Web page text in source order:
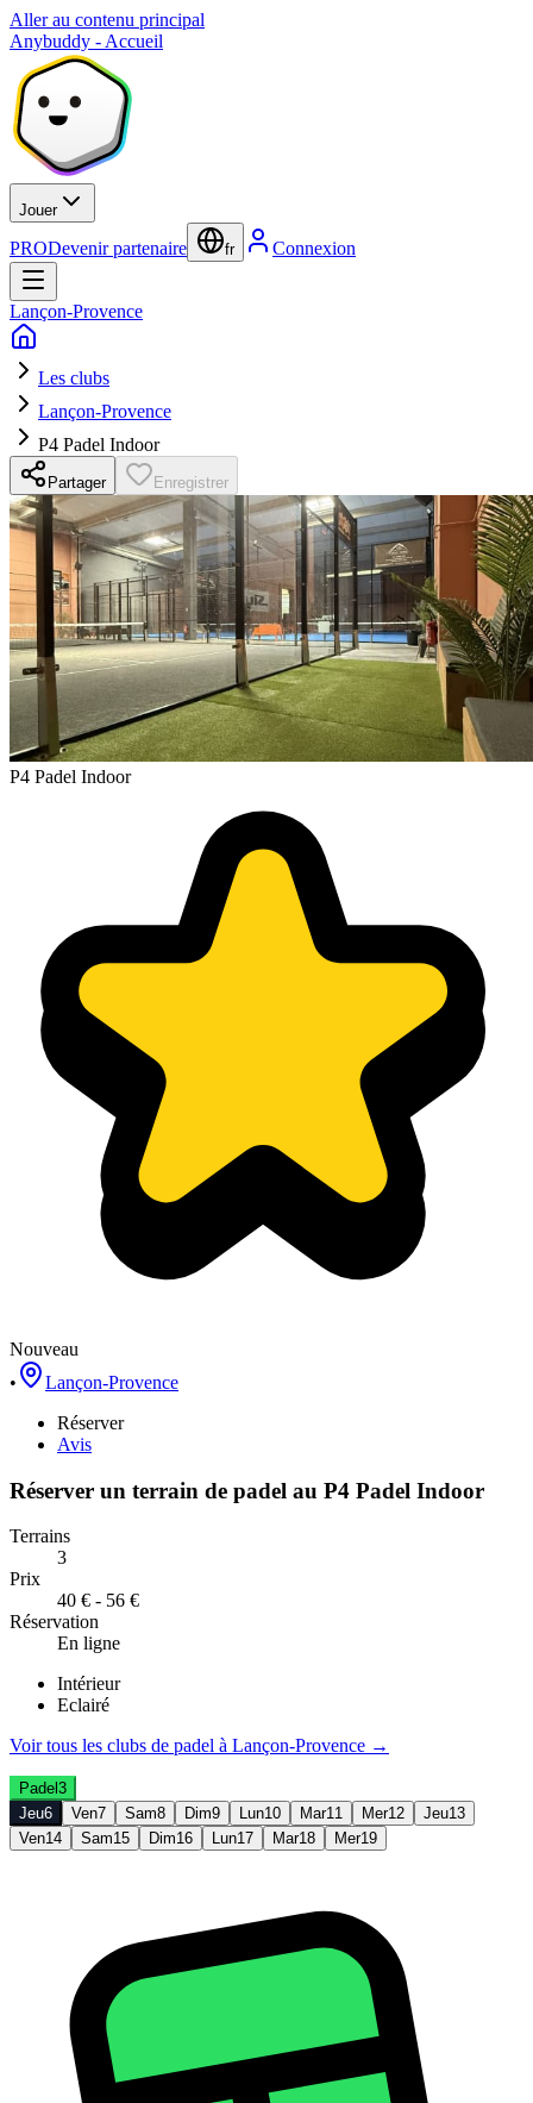
Aller au contenu principal
Anybuddy - Accueil
Jouer
PRODevenir partenaire fr Connexion
Lançon-Provence
Les clubs
Lançon-Provence
P4 Padel Indoor
Partager Enregistrer
P4 Padel Indoor
Nouveau
•
Lançon-Provence
Réserver
Avis
Réserver un terrain de padel au P4 Padel Indoor
Terrains
3
Prix
40 € - 56 €
Réservation
En ligne
Intérieur
Eclairé
Voir tous les clubs de padel à Lançon-Provence →
Padel 3
Jeu6 Ven7 Sam8 Dim9 Lun10 Mar11 Mer12 Jeu13
Ven14 Sam15 Dim16 Lun17 Mar18 Mer19